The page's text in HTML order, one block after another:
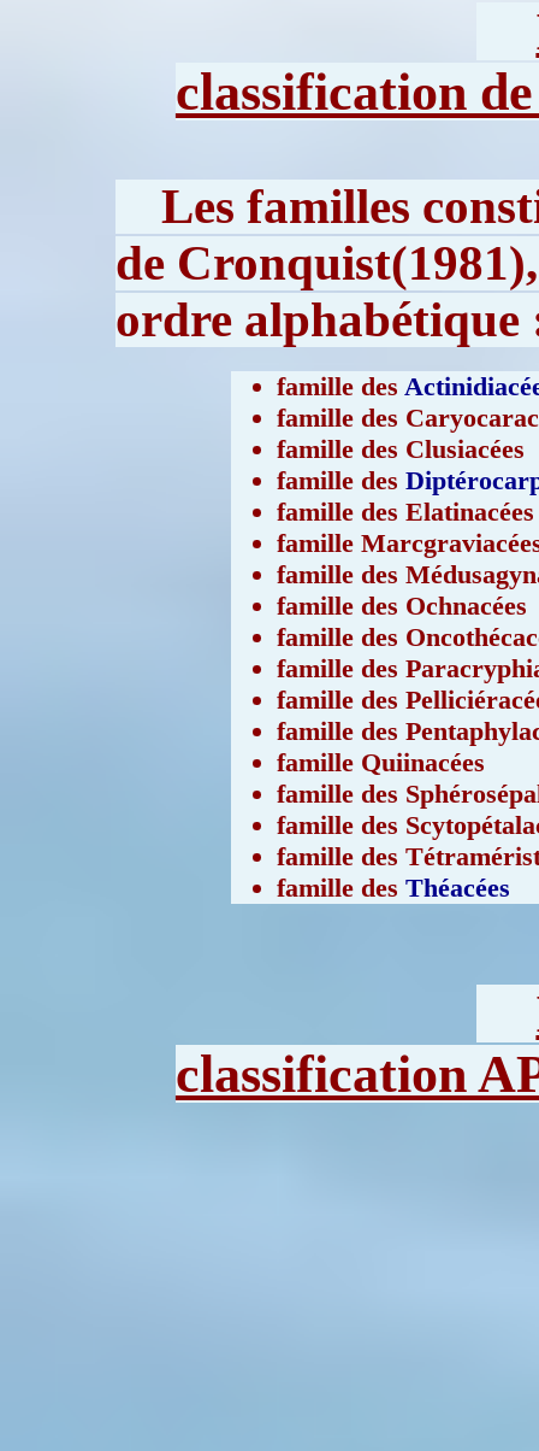
classification
Les familles
de
ordre alphabétique
famille des
famille des
famille des Clusiacées
famille des
famille des Elatinacées
famille
famille des
famille des Ochnacées
famille des
famille des
famille des
famille des
famille Quiinacées
famille des
famille des
famille des
famille desThéacées
classification